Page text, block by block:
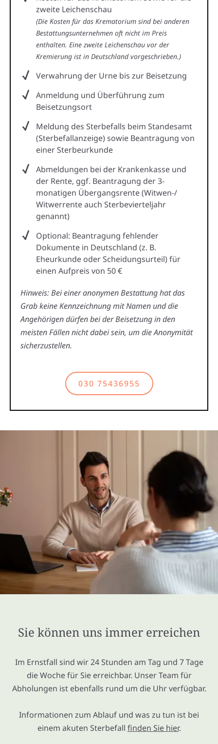
zweite Leichenschau
(Die Kosten für das Krematorium sind bei anderen
Bestattungsunternehmen oft nicht im Preis
enthalten. Eine zweite Leichenschau vor der
Kremierung ist in Deutschland vorgeschrieben.)
Verwahrung der Urne bis zur Beisetzung
Anmeldung und Überführung zum
Beisetzungsort
Meldung des Sterbefalls beim Standesamt
(Sterbefallanzeige) sowie Beantragung von
einer Sterbeurkunde
Abmeldungen bei der Krankenkasse und
der Rente, ggf. Beantragung der 3-
monatigen Übergangsrente (Witwen-/
Witwerrente auch Sterbevierteljahr
genannt)
Optional: Beantragung fehlender
Dokumente in Deutschland (z. B.
Eheurkunde oder Scheidungsurteil) für
einen Aufpreis von 50 €
Hinweis: Bei einer anonymen Bestattung hat das
Grab keine Kennzeichnung mit Namen und die
Angehörigen dürfen bei der Beisetzung in den
meisten Fällen nicht dabei sein, um die Anonymität
sicherzustellen.
030 75436955
Sie können uns immer erreichen
Im Ernstfall sind wir 24 Stunden am Tag und 7 Tage
die Woche für Sie erreichbar. Unser Team für
Abholungen ist ebenfalls rund um die Uhr verfügbar.
Informationen zum Ablauf und was zu tun ist bei
einem akuten Sterbefall finden Sie hier.